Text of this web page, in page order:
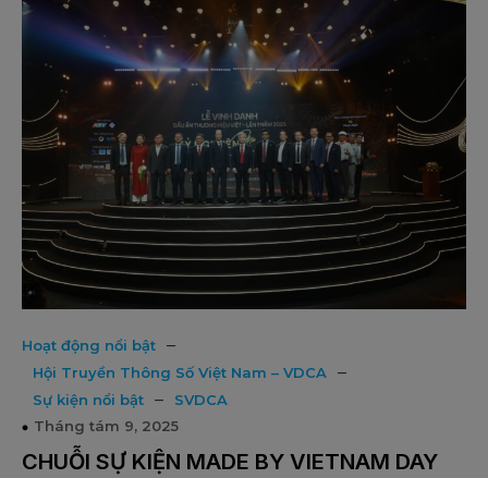
Hoạt động nổi bật –
Hội Truyền Thông Số Việt Nam – VDCA –
Sự kiện nổi bật –
SVDCA
Tháng tám 9, 2025
CHUỖI SỰ KIỆN MADE BY VIETNAM DAY